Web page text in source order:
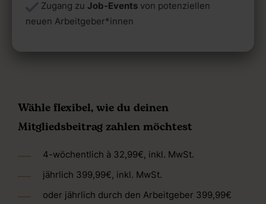
Zugang zu Job-Events von potenziellen
neuen Arbeitgeber*innen
Wähle flexibel, wie du deinen
Mitgliedsbeitrag zahlen möchtest
4-wöchentlich à 32,99€, inkl. MwSt.
jährlich 399,99€, inkl. MwSt.
oder jährlich durch den Arbeitgeber 399,99€